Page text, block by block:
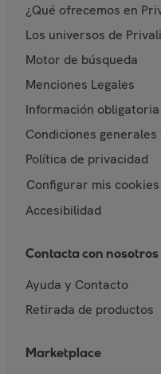
¿Qué ofrecemos en
Los universos de
Motor de búsqueda
Menciones Legales
Información obligatoria
Condiciones
Política de privacidad
Configurar mis cookies
Accesibilidad
Contacta con nosotros
Ayuda y Contacto
Retirada de productos
Marketplace